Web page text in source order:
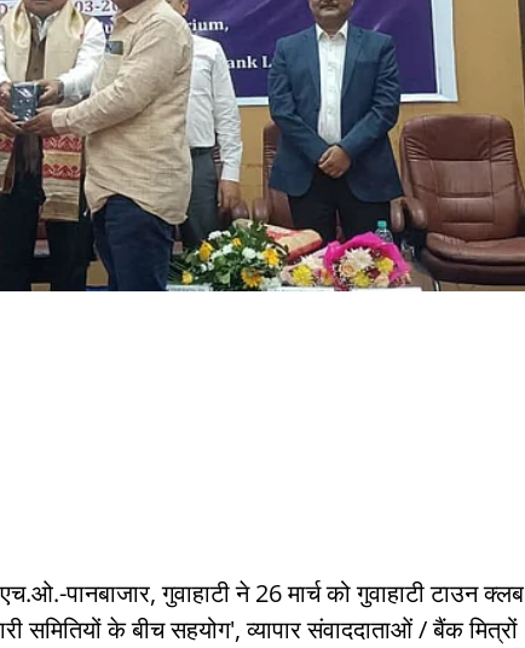
पानबाजार, गुवाहाटी ने 26 मार्च को गुवाहाटी टाउन क्लब
समितियों के बीच सहयोग', व्यापार संवाददाताओं / बैंक मित्रों